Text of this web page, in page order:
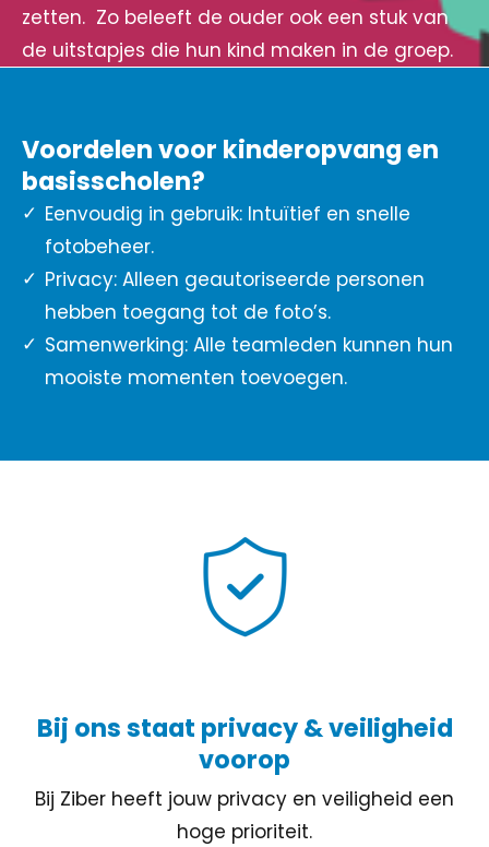
zetten. Zo beleeft de ouder ook een stuk van
de uitstapjes die hun kind maken in de groep.
Voordelen voor kinderopvang en
basisscholen?
Eenvoudig in gebruik: Intuïtief en snelle
fotobeheer.
Privacy: Alleen geautoriseerde personen
hebben toegang tot de foto’s.
Samenwerking: Alle teamleden kunnen hun
mooiste momenten toevoegen.
Bij ons staat privacy & veiligheid
voorop
Bij Ziber heeft jouw privacy en veiligheid een
hoge prioriteit.